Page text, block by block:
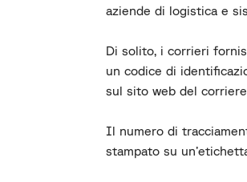
aziende di logistica e
Di solito, i corrieri
un codice di
sul sito web del
Il numero di
stampato su